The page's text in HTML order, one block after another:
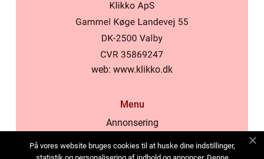
web: www.klikko.dk
Menu
Annonsering
Cookies
På vores website bruges cookies til at huske dine indstillinger,